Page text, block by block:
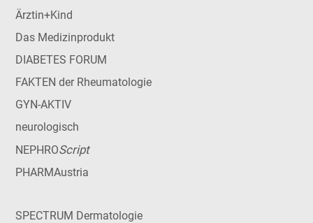
Ärztin+Kind
Das Medizinprodukt
DIABETES FORUM
FAKTEN der Rheumatologie
GYN-AKTIV
neurologisch
NEPHROScript
PHARMAustria
SPECTRUM Dermatologie